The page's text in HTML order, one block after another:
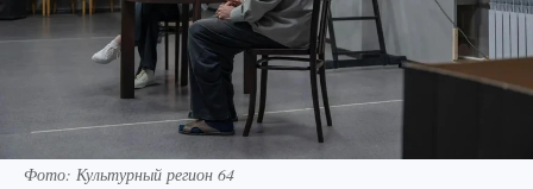
Фото: Культурный регион 64